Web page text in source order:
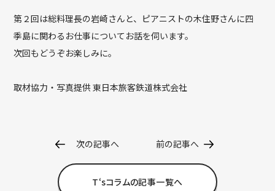
第２回は総料理長の岩崎さんと、ピアニストの木住野さんに四
季島に関わるお仕事についてお話を伺います。
次回もどうぞお楽しみに。
取材協力・写真提供 東日本旅客鉄道株式会社
次の記事へ 前の記事へ
T‘sコラムの記事一覧へ